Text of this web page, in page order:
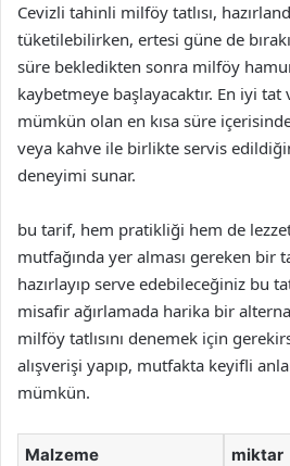
Cevizli tahinli milföy tatlısı,
tüketilebilirken, ertesi güne de
süre bekledikten sonra milföy
kaybetmeye başlayacaktır. En iyi tat
mümkün olan en kısa süre
veya kahve ile birlikte servis
deneyimi sunar.
bu tarif, hem pratikliği hem de
mutfağında yer alması gereken bir
hazırlayıp serve edebileceğiniz bu
misafir ağırlamada harika bir
milföy tatlısını denemek için
alışverişi yapıp, mutfakta keyifli
mümkün.
Malzeme miktar